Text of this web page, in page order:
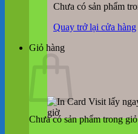
Chưa có sản phẩm
Quay trở lại cửa hàng
Giỏ hàng
Chưa có sản phẩm trong